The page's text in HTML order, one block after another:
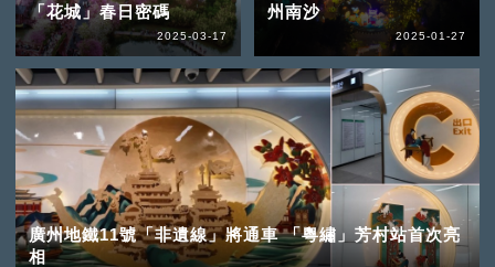
「花城」春日密碼
2025-03-17
州南沙
2025-01-27
廣州地鐵11號「非遺線」將通車 「粵繡」芳村站首次亮
相